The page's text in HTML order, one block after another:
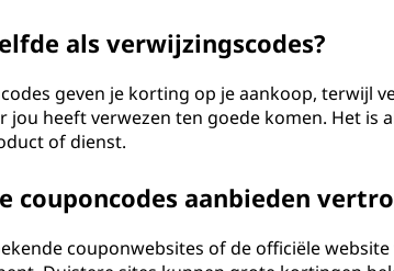
als verwijzingscodes?
geven je korting op je aankoop, terwijl
jou heeft verwezen ten goede komen. Het is
of dienst.
couponcodes aanbieden
couponwebsites of de officiële